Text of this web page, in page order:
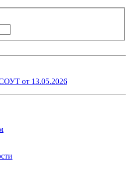
от 13.05.2026